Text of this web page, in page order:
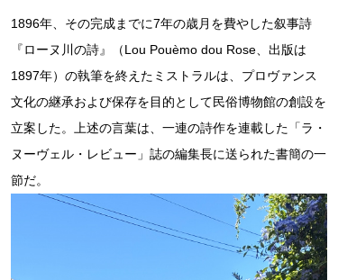
1896年、その完成までに7年の歳月を費やした叙事詩
『ローヌ川の詩』（Lou Pouèmo dou Rose、出版は
1897年）の執筆を終えたミストラルは、プロヴァンス
文化の継承および保存を目的として民俗博物館の創設を
立案した。上述の言葉は、一連の詩作を連載した「ラ・
ヌーヴェル・レビュー」誌の編集長に送られた書簡の一
節だ。